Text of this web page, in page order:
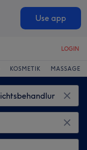
Use app
LOGIN
KOSMETIK MASSAGE